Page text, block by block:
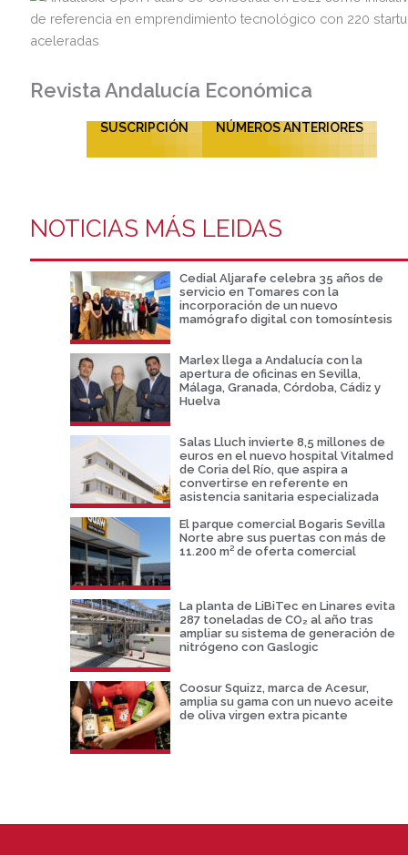
Revista Andalucía Económica
SUSCRIPCIÓN NÚMEROS ANTERIORES
NOTICIAS MÁS LEIDAS
Cedial Aljarafe celebra 35 años de
servicio en Tomares con la
incorporación de un nuevo
mamógrafo digital con tomosíntesis
Marlex llega a Andalucía con la
apertura de oficinas en Sevilla,
Málaga, Granada, Córdoba, Cádiz y
Huelva
Salas Lluch invierte 8,5 millones de
euros en el nuevo hospital Vitalmed
de Coria del Río, que aspira a
convertirse en referente en
asistencia sanitaria especializada
El parque comercial Bogaris Sevilla
Norte abre sus puertas con más de
11.200 m² de oferta comercial
La planta de LiBiTec en Linares evita
287 toneladas de CO₂ al año tras
ampliar su sistema de generación de
nitrógeno con Gaslogic
Coosur Squizz, marca de Acesur,
amplia su gama con un nuevo aceite
de oliva virgen extra picante